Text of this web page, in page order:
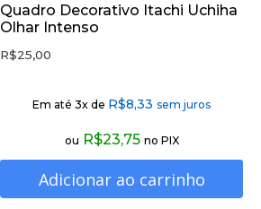
Quadro Decorativo Itachi Uchiha
Olhar Intenso
R$25,00
Em até 3x de R$8,33 sem juros
ou R$23,75 no PIX
Adicionar ao carrinho